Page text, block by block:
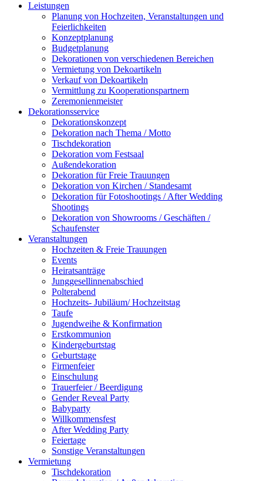
Leistungen
Planung von Hochzeiten, Veranstaltungen und
Feierlichkeiten
Konzeptplanung
Budgetplanung
Dekorationen von verschiedenen Bereichen
Vermietung von Dekoartikeln
Verkauf von Dekoartikeln
Vermittlung zu Kooperationspartnern
Zeremonienmeister
Dekorationsservice
Dekorationskonzept
Dekoration nach Thema / Motto
Tischdekoration
Dekoration vom Festsaal
Außendekoration
Dekoration für Freie Trauungen
Dekoration von Kirchen / Standesamt
Dekoration für Fotoshootings / After Wedding
Shootings
Dekoration von Showrooms / Geschäften /
Schaufenster
Veranstaltungen
Hochzeiten & Freie Trauungen
Events
Heiratsanträge
Junggesellinnenabschied
Polterabend
Hochzeits- Jubiläum/ Hochzeitstag
Taufe
Jugendweihe & Konfirmation
Erstkommunion
Kindergeburtstag
Geburtstage
Firmenfeier
Einschulung
Trauerfeier / Beerdigung
Gender Reveal Party
Babyparty
Willkommensfest
After Wedding Party
Feiertage
Sonstige Veranstaltungen
Vermietung
Tischdekoration